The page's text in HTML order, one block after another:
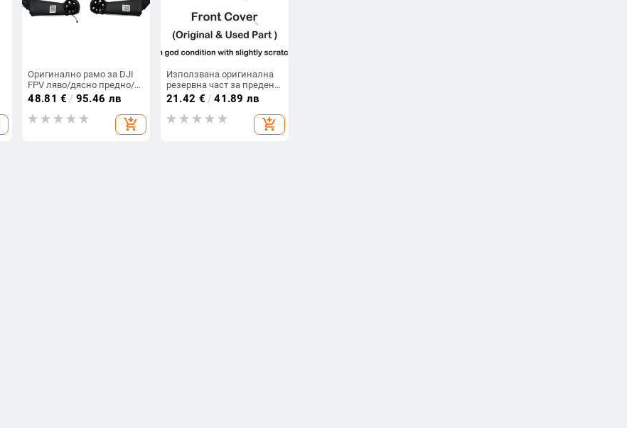
Оригинално рамо за DJI
FPV ляво/дясно предно/
задно рамо с LED кабел
(използвано, но в добро
състояние)
48.81 € / 95.46 лв
add_shopping_cart
Използвана оригинална
резервна част за преден
капак за дрон DJI Mavic 2
21.42 € /41.89 лв
add_shopping_cart